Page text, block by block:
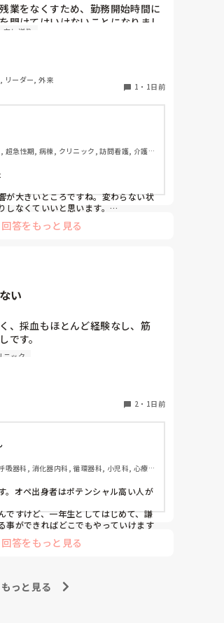
業をなくすため、勤務開始時間に
開けてはいけないことになりまし
報収集が困難になり、前勤務者が
していない場合はとても困ること
し送り自体は存在していますが、後
、5分以内で終わるように、と言
、端的な申し送りのためにこれだ
内容は何ですか？？
申し送り
リーダー, 外来
1 ・ 1日前
超急性期, 病棟, クリニック, 訪問看護, 介護施
終末期, 透析, 保育園・学校, SCU, 派遣, 小規
多機能
が大きいところですね。変わらない状
しなくていいと思います。
長文で記録には残せない時は時間があ
章を作って渡してました。
回答をもっと見る
い
、採血もほとんど経験なし、筋
です。
ども、普通にクリニックとかでも
イトもしたいのですがオペ室経験
けるようなところはありますかね。
いので色々と不安でいっぱいで
ニック
2 ・ 1日前
吸器科, 消化器内科, 循環器科, 小児科, 心療内
合診療科, 救急科, 超急性期, ICU, CCU,
科, ママナース, 外来, 神経内科, 脳神経外科,
外科, 一般病院, 慢性期, 回復期, 終末期, オペ
・健診
。オペ出身者はポテンシャル高い人が
ですけど、一年生としてはじめて、謙
事ができればどこでもやっていけます
回答をもっと見る
っと見る